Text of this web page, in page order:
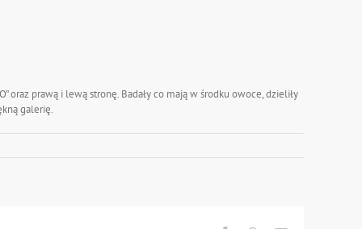
oraz prawą i lewą stronę. Badały co mają w środku owoce, dzieliły
galerię.